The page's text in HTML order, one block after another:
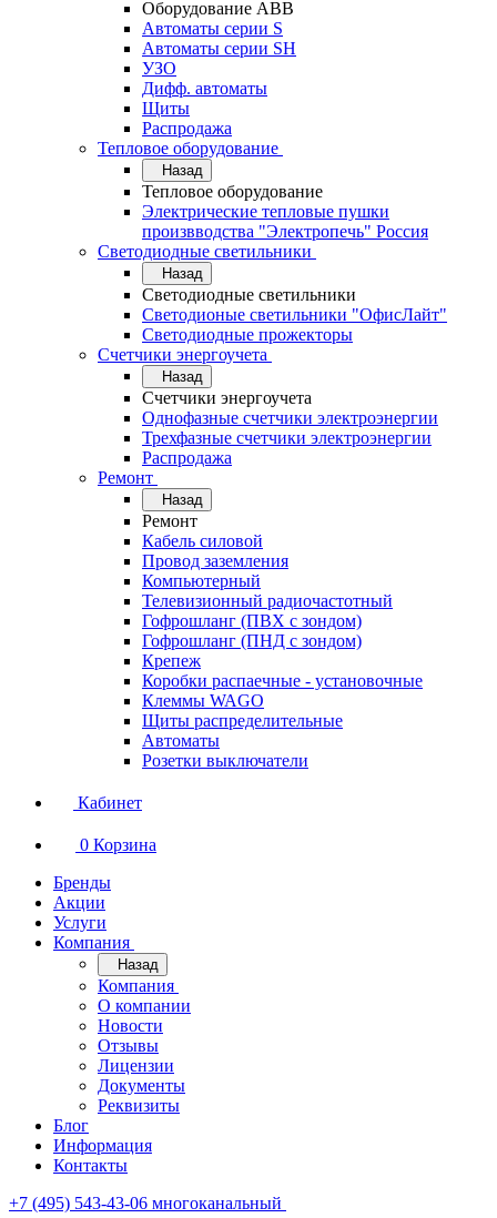
Оборудование АВВ
Автоматы серии S
Автоматы серии SH
УЗО
Дифф. автоматы
Щиты
Распродажа
Тепловое оборудование
Назад
Тепловое оборудование
Электрические тепловые пушки
произвводства "Электропечь" Россия
Светодиодные светильники
Назад
Светодиодные светильники
Светодионые светильники "ОфисЛайт"
Светодиодные прожекторы
Счетчики энергоучета
Назад
Счетчики энергоучета
Однофазные счетчики электроэнергии
Трехфазные счетчики электроэнергии
Распродажа
Ремонт
Назад
Ремонт
Кабель силовой
Провод заземления
Компьютерный
Телевизионный радиочастотный
Гофрошланг (ПВХ с зондом)
Гофрошланг (ПНД с зондом)
Крепеж
Коробки распаечные - установочные
Клеммы WAGO
Щиты распределительные
Автоматы
Розетки выключатели
Кабинет
0 Корзина
Бренды
Акции
Услуги
Компания
Назад
Компания
О компании
Новости
Отзывы
Лицензии
Документы
Реквизиты
Блог
Информация
Контакты
+7 (495) 543-43-06 многоканальный